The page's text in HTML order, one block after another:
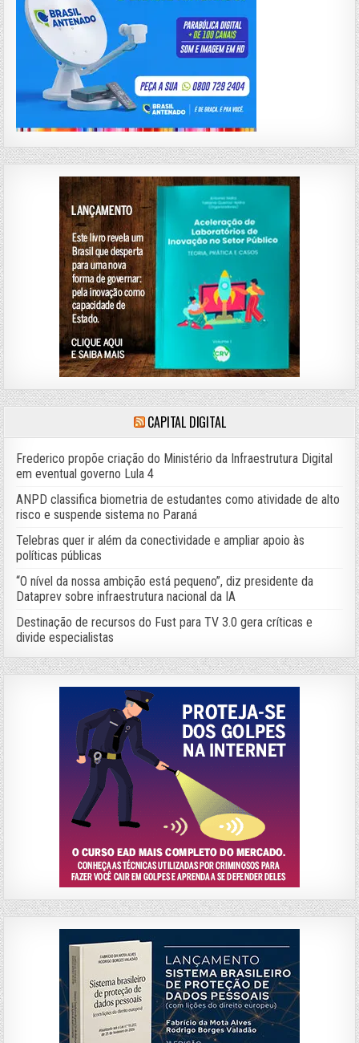
CAPITAL DIGITAL
Frederico propõe criação do Ministério da Infraestrutura Digital
em eventual governo Lula 4
ANPD classifica biometria de estudantes como atividade de alto
risco e suspende sistema no Paraná
Telebras quer ir além da conectividade e ampliar apoio às
políticas públicas
“O nível da nossa ambição está pequeno”, diz presidente da
Dataprev sobre infraestrutura nacional da IA
Destinação de recursos do Fust para TV 3.0 gera críticas e
divide especialistas